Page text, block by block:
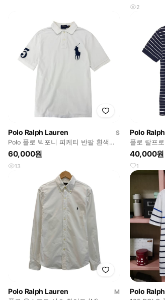
2
Polo Ralph Lauren
S
Polo 폴로 빅포니 피케티 반팔 흰색
(S)
60,000원
13
Polo
폴로 랄프
카라티 남
40,000원
1
Polo Ralph Lauren
M
Polo